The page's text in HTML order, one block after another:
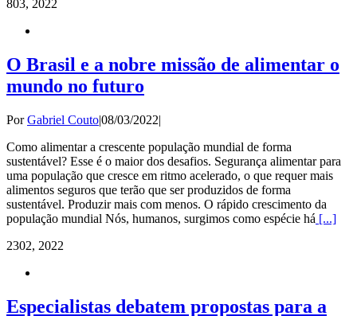
803, 2022
O Brasil e a nobre missão de alimentar o
mundo no futuro
PorGabriel Couto|08/03/2022|
Como alimentar a crescente população mundial de forma
sustentável? Esse é o maior dos desafios. Segurança alimentar para
uma população que cresce em ritmo acelerado, o que requer mais
alimentos seguros que terão que ser produzidos de forma
sustentável. Produzir mais com menos. O rápido crescimento da
população mundial Nós, humanos, surgimos como espécie há [...]
2302, 2022
Especialistas debatem propostas para a